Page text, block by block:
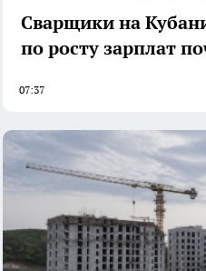
Сварщики на
по росту зарплат
07:37